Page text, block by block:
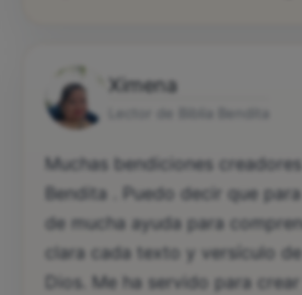
Ximena
Muchas bendiciones
Bendita . Puedo decir que
de mucha ayuda para
clara cada texto y versículo
Dios. Me ha servido para